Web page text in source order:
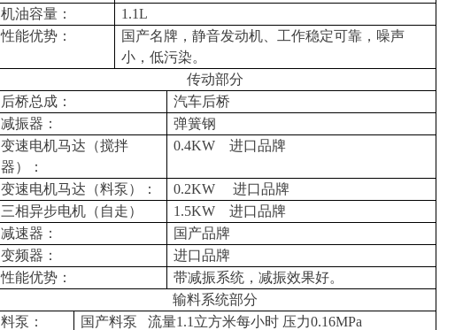
机油容量：
1.1L
性能优势：
国产名牌，静音发动机、工作稳定可靠，噪声
小，低污染。
传动部分
后桥总成：
汽车后桥
减振器：
弹簧钢
变速电机马达（搅拌
器）：
0.4KW 进口品牌
变速电机马达（料泵）： 0.2KW进口品牌
三相异步电机（自走）
1.5KW进口品牌
减速器：
国产品牌
变频器：
进口品牌
性能优势：
带减振系统，减振效果好。
输料系统部分
料泵：
国产料泵
流量1.1立方米每小时 压力0.16MPa